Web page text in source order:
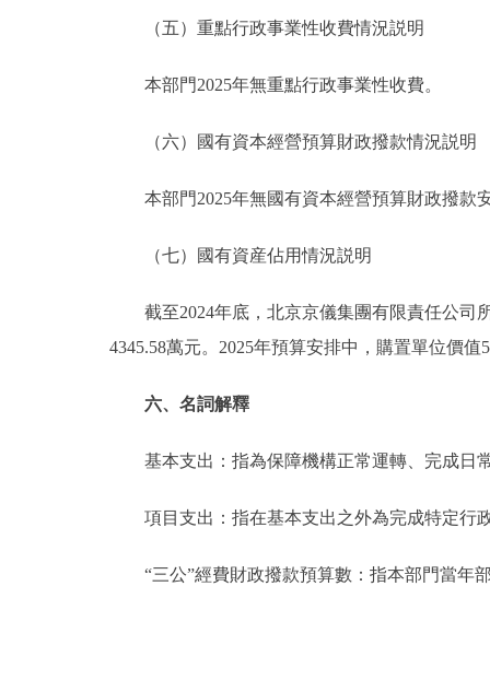
（五）重點行政事業性收費情況説明
本部門2025年無重點行政事業性收費。
（六）國有資本經營預算財政撥款情況説明
本部門2025年無國有資本經營預算財政撥款
（七）國有資産佔用情況説明
截至2024年底，北京京儀集團有限責任公司所
4345.58萬元。2025年預算安排中，購置單位價
六、名詞解釋
基本支出：指為保障機構正常運轉、完成日
項目支出：指在基本支出之外為完成特定行
“三公”經費財政撥款預算數：指本部門當年部